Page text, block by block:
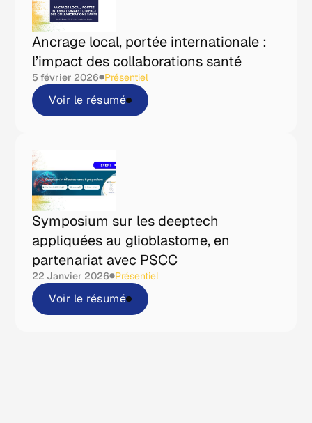
Ancrage local, portée internationale :
l’impact des collaborations santé
5 février 2026 Présentiel
Voir le résumé
Symposium sur les deeptech
appliquées au glioblastome, en
partenariat avec PSCC
22 Janvier 2026 Présentiel
Voir le résumé